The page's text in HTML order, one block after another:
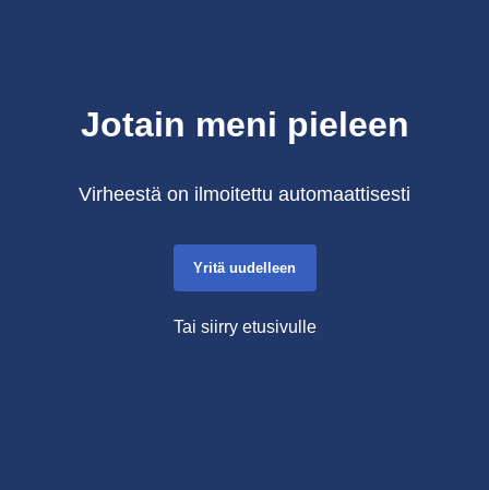
Jotain meni pieleen
Virheestä on ilmoitettu automaattisesti
Yritä uudelleen
Tai siirry etusivulle